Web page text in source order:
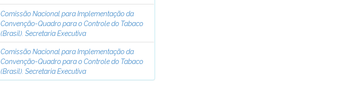
Comissão Nacional para Implementação da
Convenção-Quadro para o Controle do Tabaco
(Brasil). Secretaria Executiva
Comissão Nacional para Implementação da
Convenção-Quadro para o Controle do Tabaco
(Brasil). Secretaria Executiva